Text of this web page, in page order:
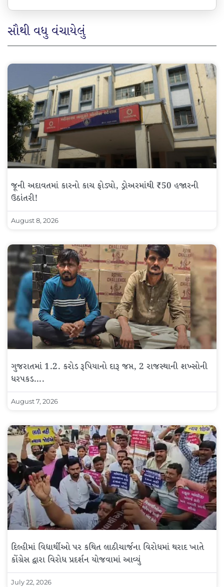
સૌથી વધુ વંચાયેલું
જૂની અદાવતમાં કારનો કાચ ફોડ્યો, ડ્રોઅરમાંથી ₹50 હજારની
ઉઠાંતરી!
August 8, 2026
ગુજરાતમાં 1.2. કરોડ રૂપિયાનો દારૂ જપ્ત, 2 રાજસ્થાની શખ્સોની
ધરપકડ….
August 7, 2026
દિલ્હીમાં વિદ્યાર્થીઓ પર કથિત લાઠીચાર્જના વિરોધમાં થરાદ ખાતે
કોંગ્રેસ દ્વારા વિરોધ પ્રદર્શન યોજવામાં આવ્યું
July 22, 2026